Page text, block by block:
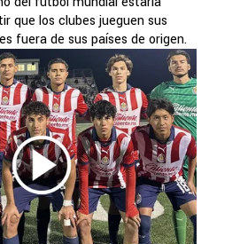
que los clubes jueguen sus
fuera de sus países de origen.